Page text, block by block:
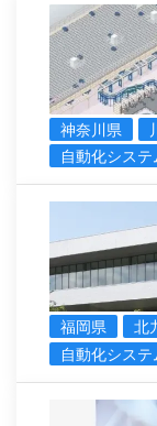
神奈川県
自動化システ
福岡県
北
自動化システ